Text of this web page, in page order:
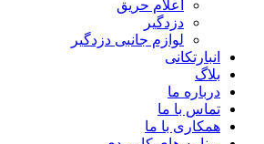
اعلام حریق
دزدگیر
لوازم جانبی دزدگیر
انبارتکانی
بلاگ
درباره ما
تماس با ما
همکاری با ما